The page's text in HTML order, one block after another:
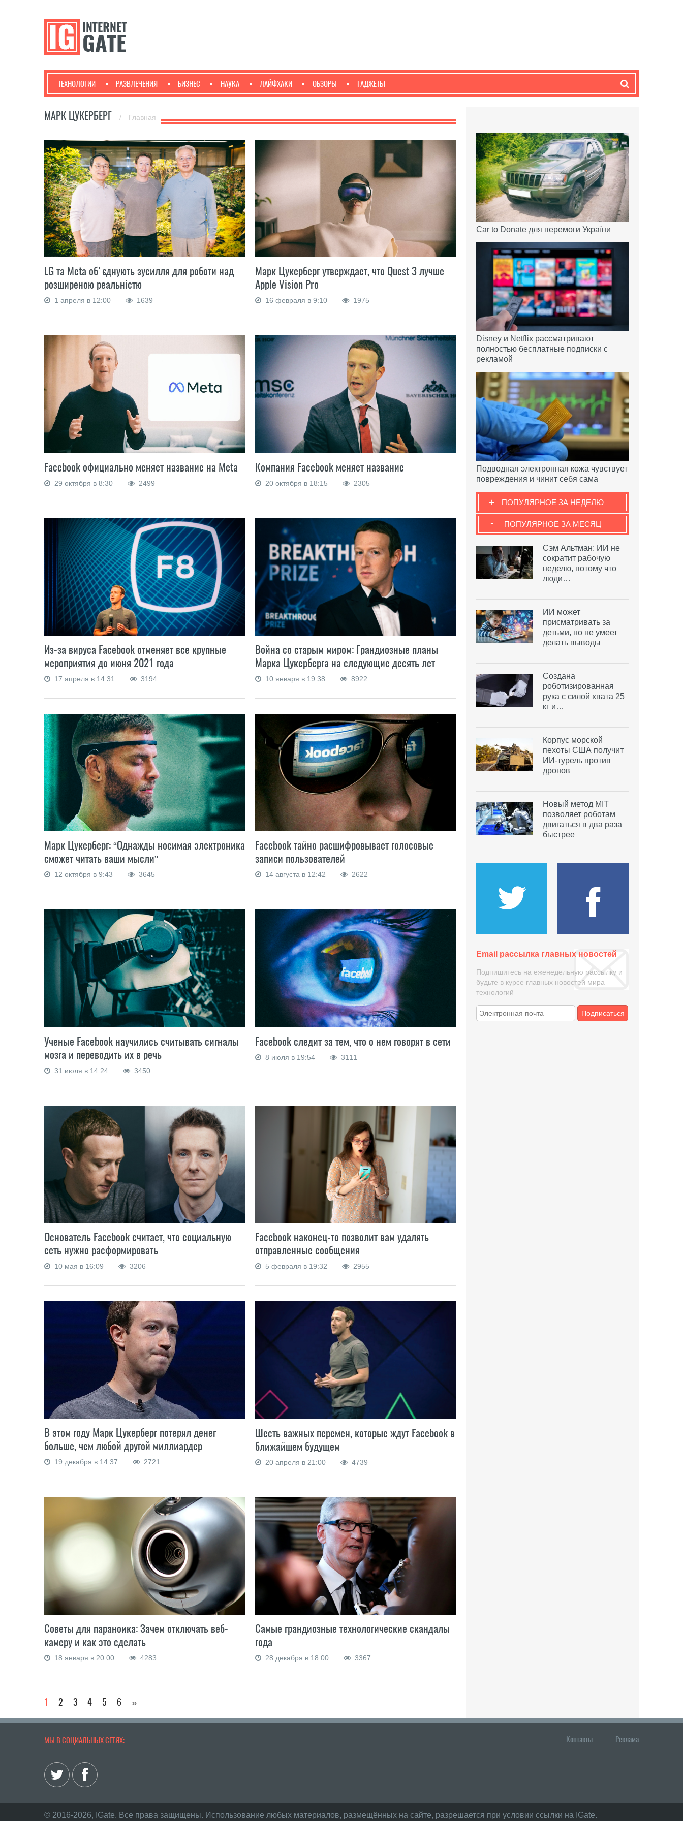
ТЕХНОЛОГИИ РАЗВЛЕЧЕНИЯ БИЗНЕС НАУКА ЛАЙФХАКИ ОБЗОРЫ ГАДЖЕТЫ
МАРК ЦУКЕРБЕРГ / Главная
LG та Meta об'єднують зусилля для роботи над
розширеною реальністю
1 апреля в 12:00 1639
Марк Цукерберг утверждает, что Quest 3 лучше
Apple Vision Pro
16 февраля в 9:10 1975
Facebook официально меняет название на Meta
29 октября в 8:30 2499
Компания Facebook меняет название
20 октября в 18:15 2305
Из-за вируса Facebook отменяет все крупные
мероприятия до июня 2021 года
17 апреля в 14:31 3194
Война со старым миром: Грандиозные планы
Марка Цукерберга на следующие десять лет
10 января в 19:38 8922
Марк Цукерберг: “Однажды носимая электроника
сможет читать ваши мысли”
12 октября в 9:43 3645
Facebook тайно расшифровывает голосовые
записи пользователей
14 августа в 12:42 2622
Ученые Facebook научились считывать сигналы
мозга и переводить их в речь
31 июля в 14:24 3450
Facebook следит за тем, что о нем говорят в сети
8 июля в 19:54 3111
Основатель Facebook считает, что социальную
сеть нужно расформировать
10 мая в 16:09 3206
Facebook наконец-то позволит вам удалять
отправленные сообщения
5 февраля в 19:32 2955
В этом году Марк Цукерберг потерял денег
больше, чем любой другой миллиардер
19 декабря в 14:37 2721
Шесть важных перемен, которые ждут Facebook в
ближайшем будущем
20 апреля в 21:00 4739
Советы для параноика: Зачем отключать веб-
камеру и как это сделать
18 января в 20:00 4283
Самые грандиозные технологические скандалы
года
28 декабря в 18:00 3367
1 2 3 4 5 6 »
Car to Donate для перемоги України
Disney и Netflix рассматривают
полностью бесплатные подписки с
рекламой
Подводная электронная кожа чувствует
повреждения и чинит себя сама
ПОПУЛЯРНОЕ ЗА НЕДЕЛЮ
+
ПОПУЛЯРНОЕ ЗА МЕСЯЦ
-
Сэм Альтман: ИИ не
сократит рабочую
неделю, потому что
люди…
ИИ может
присматривать за
детьми, но не умеет
делать выводы
Создана
роботизированная
рука с силой хвата 25
кг и…
Корпус морской
пехоты США получит
ИИ-турель против
дронов
Новый метод MIT
позволяет роботам
двигаться в два раза
быстрее
Email рассылка главных новостей
Подпишитесь на еженедельную рассылку и
будьте в курсе главных новостей мира
технологий
Подписаться
МЫ В СОЦИАЛЬНЫХ СЕТЯХ: Контакты Реклама
© 2016-2026, IGate. Все права защищены. Использование любых материалов, размещённых на сайте, разрешается при условии ссылки на IGate.